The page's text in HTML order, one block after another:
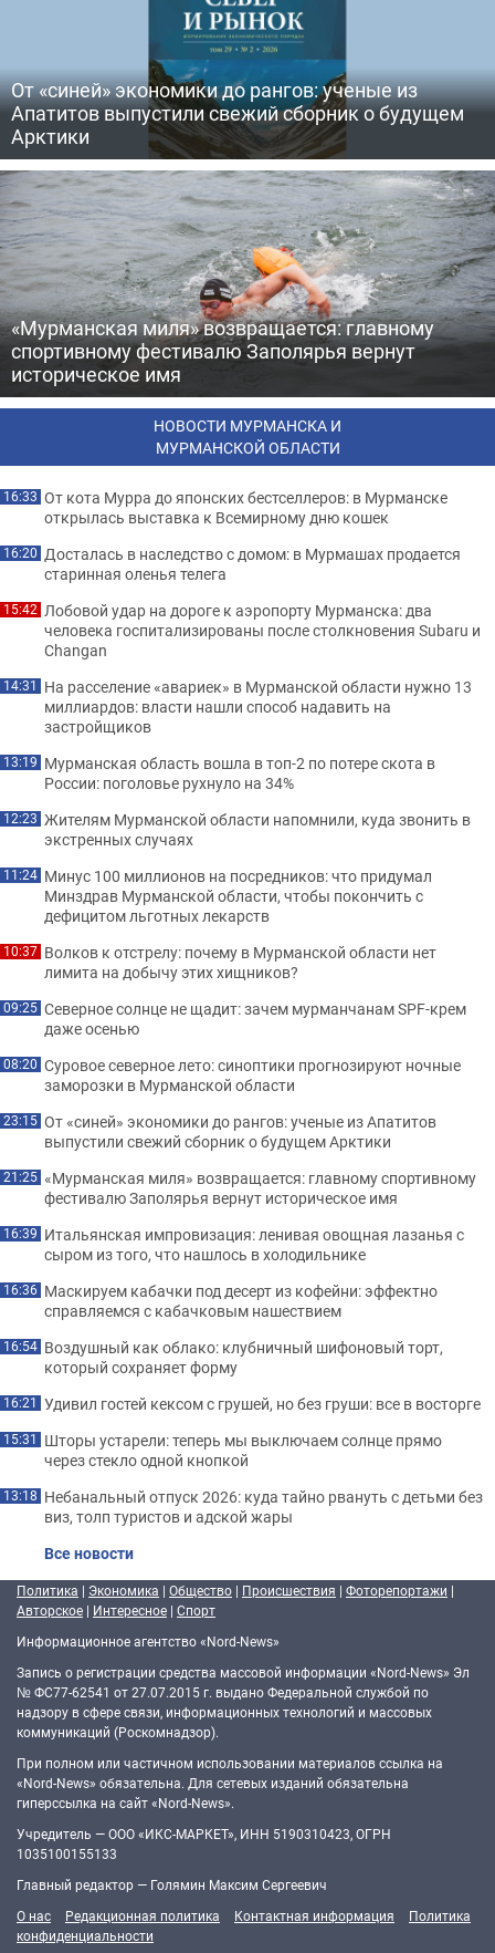
От «синей» экономики до рангов: ученые из
Апатитов выпустили свежий сборник о будущем
Арктики
«Мурманская миля» возвращается: главному
спортивному фестивалю Заполярья вернут
историческое имя
НОВОСТИ МУРМАНСКА И
МУРМАНСКОЙ ОБЛАСТИ
16:33 От кота Мурра до японских бестселлеров: в Мурманске
открылась выставка к Всемирному дню кошек
16:20 Досталась в наследство с домом: в Мурмашах продается
старинная оленья телега
15:42 Лобовой удар на дороге к аэропорту Мурманска: два
человека госпитализированы после столкновения Subaru и
Changan
14:31 На расселение «авариек» в Мурманской области нужно 13
миллиардов: власти нашли способ надавить на
застройщиков
13:19 Мурманская область вошла в топ-2 по потере скота в
России: поголовье рухнуло на 34%
12:23 Жителям Мурманской области напомнили, куда звонить в
экстренных случаях
11:24 Минус 100 миллионов на посредников: что придумал
Минздрав Мурманской области, чтобы покончить с
дефицитом льготных лекарств
10:37 Волков к отстрелу: почему в Мурманской области нет
лимита на добычу этих хищников?
09:25 Северное солнце не щадит: зачем мурманчанам SPF-крем
даже осенью
08:20 Суровое северное лето: синоптики прогнозируют ночные
заморозки в Мурманской области
23:15 От «синей» экономики до рангов: ученые из Апатитов
выпустили свежий сборник о будущем Арктики
21:25 «Мурманская миля» возвращается: главному спортивному
фестивалю Заполярья вернут историческое имя
16:39 Итальянская импровизация: ленивая овощная лазанья с
сыром из того, что нашлось в холодильнике
16:36 Маскируем кабачки под десерт из кофейни: эффектно
справляемся с кабачковым нашествием
16:54 Воздушный как облако: клубничный шифоновый торт,
который сохраняет форму
16:21 Удивил гостей кексом с грушей, но без груши: все в восторге
15:31 Шторы устарели: теперь мы выключаем солнце прямо
через стекло одной кнопкой
13:18 Небанальный отпуск 2026: куда тайно рвануть с детьми без
виз, толп туристов и адской жары
Все новости
Политика | Экономика | Общество | Происшествия | Фоторепортажи |
Авторское | Интересное | Спорт
Информационное агентство «Nord-News»
Запись о регистрации средства массовой информации «Nord-News» Эл
№ ФС77-62541 от 27.07.2015 г. выдано Федеральной службой по
надзору в сфере связи, информационных технологий и массовых
коммуникаций (Роскомнадзор).
При полном или частичном использовании материалов ссылка на
«Nord-News» обязательна. Для сетевых изданий обязательна
гиперссылка на сайт «Nord-News».
Учредитель — ООО «ИКС-МАРКЕТ», ИНН 5190310423, ОГРН
1035100155133
Главный редактор — Голямин Максим Сергеевич
О нас
Редакционная политика Контактная информация
Политика
конфиденциальности